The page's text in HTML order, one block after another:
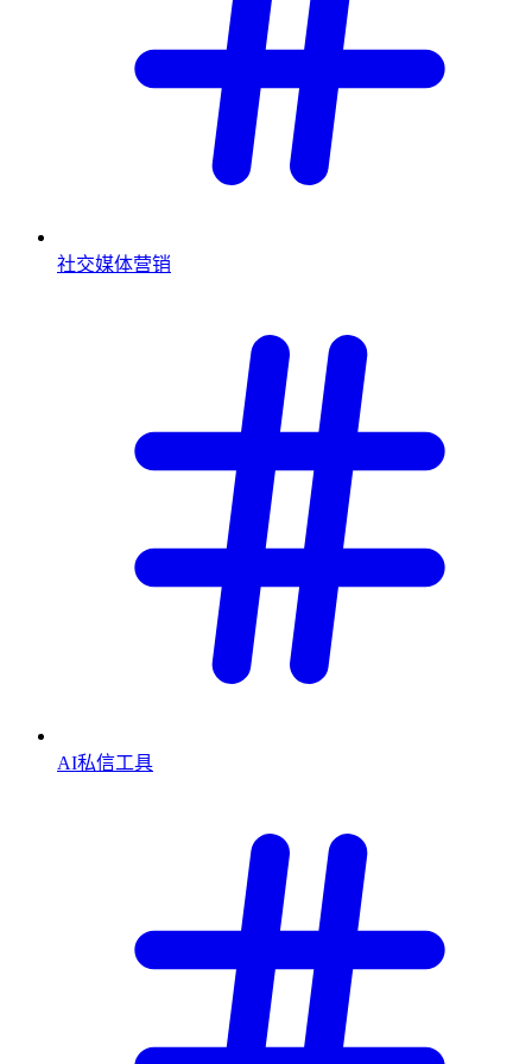
社交媒体营销
AI私信工具